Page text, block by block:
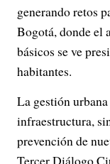
generando retos
Bogotá, donde el
básicos se ve
habitantes.
La gestión
infraestructura,
prevención de
Tercer Diálogo